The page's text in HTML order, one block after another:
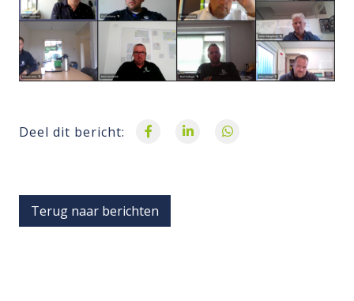
Deel dit bericht:
Terug naar berichten